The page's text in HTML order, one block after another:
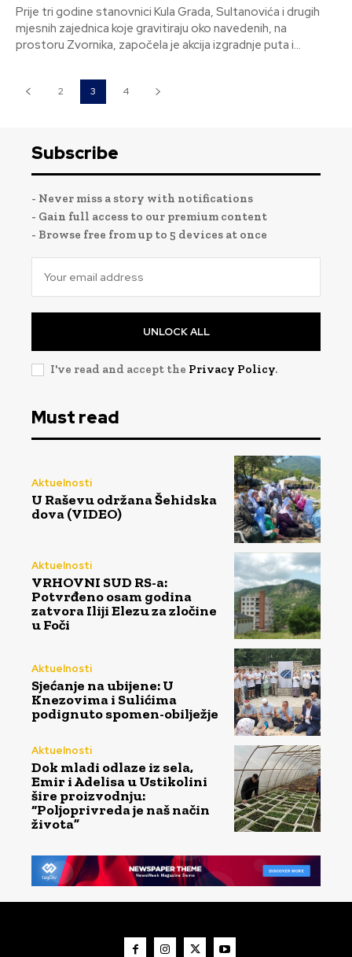
Prije tri godine stanovnici Kula Grada, Sultanovića i drugih
mjesnih zajednica koje gravitiraju oko navedenih, na
prostoru Zvornika, započela je akcija izgradnje puta i...
2 3 4
Subscribe
- Never miss a story with notifications
- Gain full access to our premium content
- Browse free from up to 5 devices at once
UNLOCK ALL
I've read and accept the Privacy Policy.
Must read
Aktuelnosti
U Raševu održana Šehidska
dova (VIDEO)
Aktuelnosti
VRHOVNI SUD RS-a:
Potvrđeno osam godina
zatvora Iliji Elezu za zločine
u Foči
Aktuelnosti
Sjećanje na ubijene: U
Knezovima i Sulićima
podignuto spomen-obilježje
Aktuelnosti
Dok mladi odlaze iz sela,
Emir i Adelisa u Ustikolini
šire proizvodnju:
“Poljoprivreda je naš način
života”